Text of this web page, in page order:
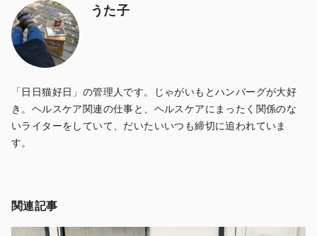
うた子
「日日猫好日」の管理人です。じゃがいもとハンバーグが大好
き。ヘルスケア関連の仕事と、ヘルスケアにまったく関係のな
いライターをしていて、だいたいいつも締切に追われていま
す。
関連記事